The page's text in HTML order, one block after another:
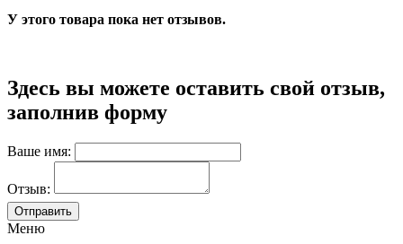
У этого товара пока нет отзывов.
Здесь вы можете оставить свой отзыв,
заполнив форму
Ваше имя:
Отзыв:
Меню